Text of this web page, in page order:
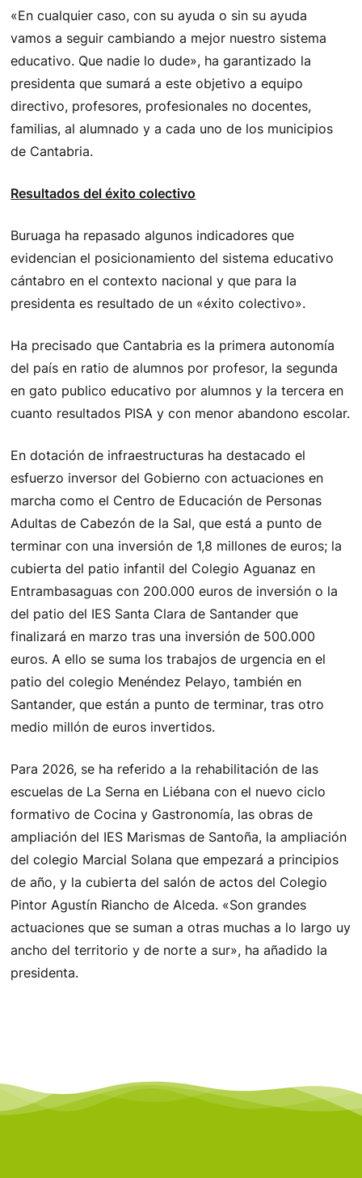
«En cualquier caso, con su ayuda o sin su ayuda
vamos a seguir cambiando a mejor nuestro sistema
educativo. Que nadie lo dude», ha garantizado la
presidenta que sumará a este objetivo a equipo
directivo, profesores, profesionales no docentes,
familias, al alumnado y a cada uno de los municipios
de Cantabria.
Resultados del éxito colectivo
Buruaga ha repasado algunos indicadores que
evidencian el posicionamiento del sistema educativo
cántabro en el contexto nacional y que para la
presidenta es resultado de un «éxito colectivo».
Ha precisado que Cantabria es la primera autonomía
del país en ratio de alumnos por profesor, la segunda
en gato publico educativo por alumnos y la tercera en
cuanto resultados PISA y con menor abandono escolar.
En dotación de infraestructuras ha destacado el
esfuerzo inversor del Gobierno con actuaciones en
marcha como el Centro de Educación de Personas
Adultas de Cabezón de la Sal, que está a punto de
terminar con una inversión de 1,8 millones de euros; la
cubierta del patio infantil del Colegio Aguanaz en
Entrambasaguas con 200.000 euros de inversión o la
del patio del IES Santa Clara de Santander que
finalizará en marzo tras una inversión de 500.000
euros. A ello se suma los trabajos de urgencia en el
patio del colegio Menéndez Pelayo, también en
Santander, que están a punto de terminar, tras otro
medio millón de euros invertidos.
Para 2026, se ha referido a la rehabilitación de las
escuelas de La Serna en Liébana con el nuevo ciclo
formativo de Cocina y Gastronomía, las obras de
ampliación del IES Marismas de Santoña, la ampliación
del colegio Marcial Solana que empezará a principios
de año, y la cubierta del salón de actos del Colegio
Pintor Agustín Riancho de Alceda. «Son grandes
actuaciones que se suman a otras muchas a lo largo uy
ancho del territorio y de norte a sur», ha añadido la
presidenta.